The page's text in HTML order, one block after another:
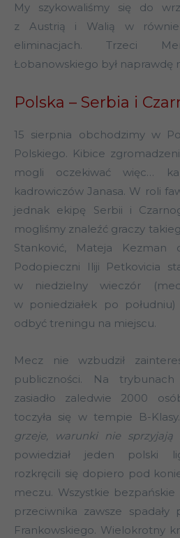
My szykowaliśmy się do
z Austrią i Walią w
eliminacjach. Trzeci
Łobanowskiego był naprawdę
Polska – Serbia i
15 sierpnia obchodzimy w
Polskiego. Kibice
mogli oczekiwać więc…
kadrowiczów Janasa. W roli
jednak ekipę Serbii i
mogliśmy znaleźć graczy
Stanković, Mateja Kezman
Podopieczni Iliji Petkovicia
w niedzielny wieczór
w poniedziałek po
odbyć treningu na miejscu.
Mecz nie wzbudził
publiczności. Na
zasiadło zaledwie 2000
toczyła się w tempie B-Klasy.
grzeje, warunki nie sprzyjają
powiedział jeden polski
rozkręcili się dopiero pod
meczu. Wszystkie
przeciwnika zawsze spadały
Frankowskiego. Wielokrotny